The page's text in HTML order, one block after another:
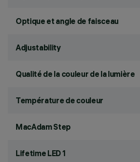
Optique et angle de faisceau
Adjustability
Qualité de la couleur de la lumière
Température de couleur
MacAdam Step
Lifetime LED 1